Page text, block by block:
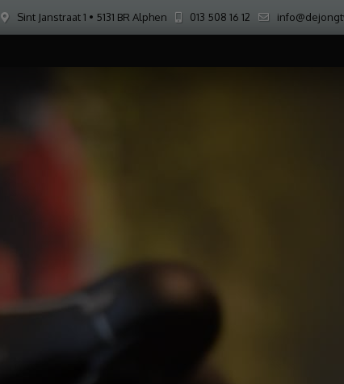
Sint Janstraat 1 • 5131 BR Alphen 013 508 16 12